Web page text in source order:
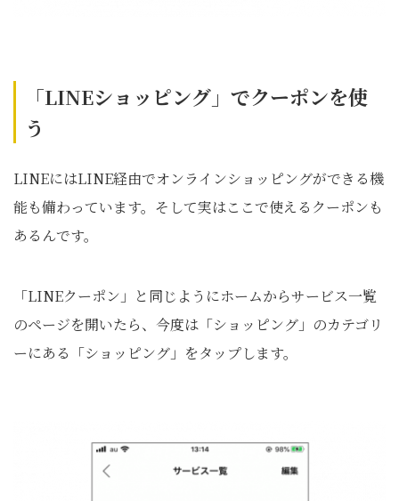
「LINEショッピング」でクーポンを使
う
LINEにはLINE経由でオンラインショッピングができる機
能も備わっています。そして実はここで使えるクーポンも
あるんです。
「LINEクーポン」と同じようにホームからサービス一覧
のページを開いたら、今度は「ショッピング」のカテゴリ
ーにある「ショッピング」をタップします。